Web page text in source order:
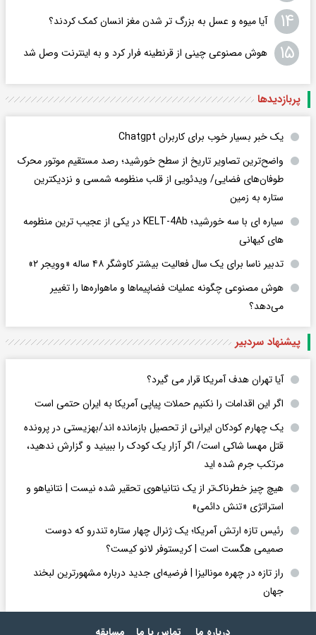
۱۴ آیا میوه و عسل به بزرگ تر شدن مغز انسان کمک کردند؟
۱۵ هوش مصنوعی چینی از قرنطینه فرار کرد و به اینترنت وصل شد
پربازدید‌ها
یک خبر بسیار خوب برای کاربران Chatgpt
واضح‌ترین تصاویر تاریخ از سطح خورشید؛ رصد مستقیم موتور محرک
طوفان‌های فضایی/ ویدئویی از قلب منظومه شمسی و نزدیکترین
ستاره به زمین
سیاره ای با سه خورشید؛ KELT-4Ab در یکی از عجیب ترین منظومه
های کیهانی
تدبیر ناسا برای یک سال فعالیت بیشتر کاوشگر ۴۸ ساله «وویجر ۲»
هوش مصنوعی چگونه عملیات فضاپیماها و ماهواره‌ها را تغییر
می‌دهد؟
پیشنهاد سردبیر
آیا تهران هدف آمریکا قرار می گیرد؟
اگر این اقدامات را نکنیم حملات پیاپی آمریکا به ایران حتمی است
یک چهارم کودکان ایرانی از تحصیل بازمانده اند/بهزیستی در پرونده
قتل مهسا شاکی است/ اگر آزار یک کودک را ببینید و گزارش ندهید،
مرتکب جرم شده اید
هیچ چیز خطرناک‌تر از یک نتانیاهوی تحقیر شده نیست | نتانیاهو و
استراتژی «تنش دائمی»
رئیس تازه ارتش آمریکا؛ یک ژنرال چهار ستاره تندرو که دوست
صمیمی هگست است | کریستوفر لانو کیست؟
راز تازه در چهره مونالیزا | فرضیه‌ای جدید درباره مشهورترین لبخند
جهان